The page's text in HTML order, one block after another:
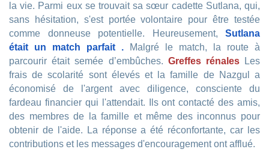
la vie. Parmi eux se trouvait sa sœur cadette Sutlana, qui,
sans hésitation, s'est portée volontaire pour être testée
comme donneuse potentielle. Heureusement, Sutlana
était un match parfait . Malgré le match, la route à
parcourir était semée d’embûches. Greffes rénales
Les
frais de scolarité sont élevés et la famille de Nazgul a
économisé de l'argent avec diligence, consciente du
fardeau financier qui l'attendait. Ils ont contacté des amis,
des membres de la famille et même des inconnus pour
obtenir de l'aide. La réponse a été réconfortante, car les
contributions et les messages d'encouragement ont afflué.